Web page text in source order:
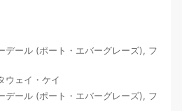
デール (ポート・エバーグレーズ), フ
ウェイ・ケイ
デール (ポート・エバーグレーズ), フ